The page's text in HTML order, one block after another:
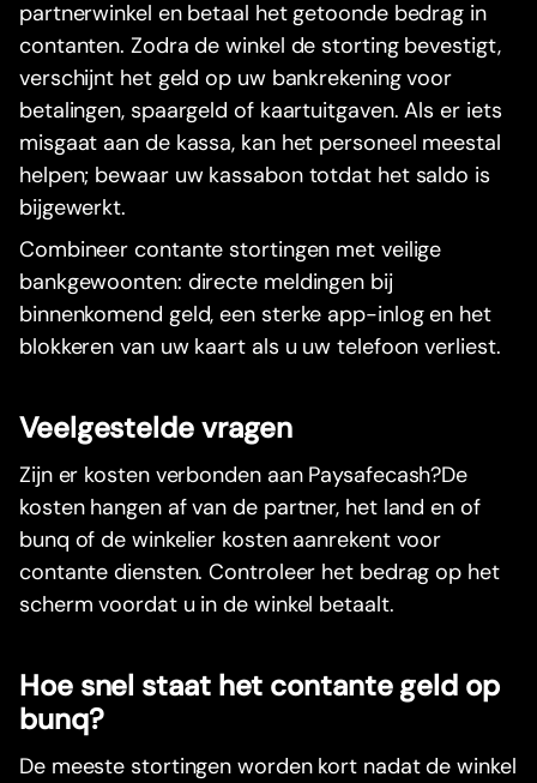
partnerwinkel en betaal het getoonde bedrag in
contanten. Zodra de winkel de storting bevestigt,
verschijnt het geld op uw bankrekening voor
betalingen, spaargeld of kaartuitgaven. Als er iets
misgaat aan de kassa, kan het personeel meestal
helpen; bewaar uw kassabon totdat het saldo is
bijgewerkt.
Combineer contante stortingen met veilige
bankgewoonten: directe meldingen bij
binnenkomend geld, een sterke app-inlog en het
blokkeren van uw kaart als u uw telefoon verliest.
Veelgestelde vragen
Zijn er kosten verbonden aan Paysafecash?De
kosten hangen af van de partner, het land en of
bunq of de winkelier kosten aanrekent voor
contante diensten. Controleer het bedrag op het
scherm voordat u in de winkel betaalt.
Hoe snel staat het contante geld op
bunq?
De meeste stortingen worden kort nadat de winkel